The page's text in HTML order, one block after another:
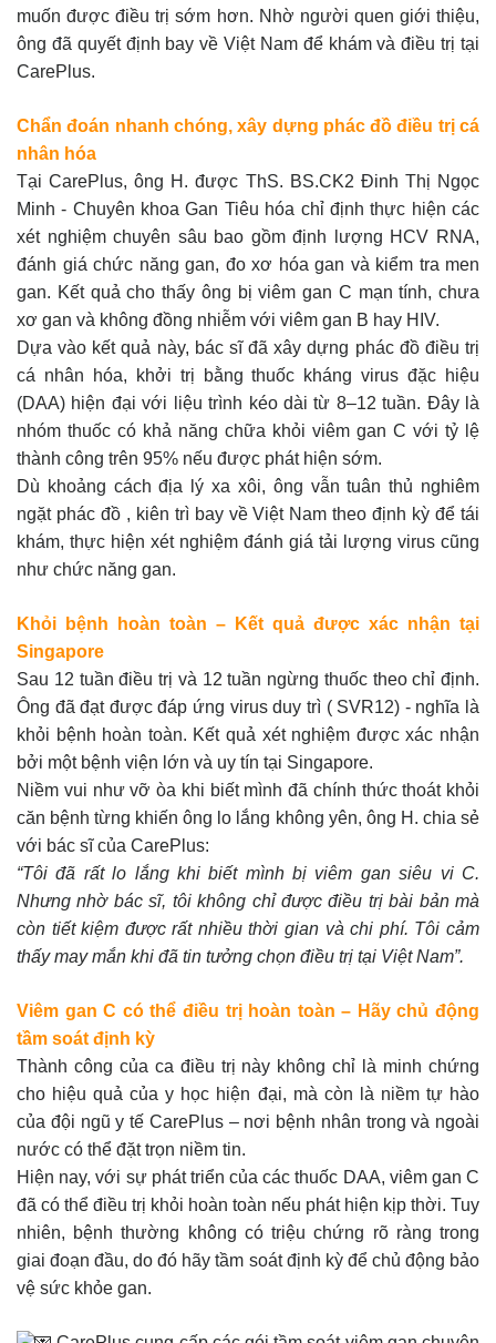
muốn được điều trị sớm hơn. Nhờ người quen giới thiệu,
ông đã quyết định bay về Việt Nam để khám và điều trị tại
CarePlus.
Chẩn đoán nhanh chóng, xây dựng phác đồ điều trị cá
nhân hóa
Tại CarePlus, ông H. được ThS. BS.CK2 Đinh Thị Ngọc
Minh - Chuyên khoa Gan Tiêu hóa chỉ định thực hiện các
xét nghiệm chuyên sâu bao gồm định lượng HCV RNA,
đánh giá chức năng gan, đo xơ hóa gan và kiểm tra men
gan. Kết quả cho thấy ông bị viêm gan C mạn tính, chưa
xơ gan và không đồng nhiễm với viêm gan B hay HIV.
Dựa vào kết quả này, bác sĩ đã xây dựng phác đồ điều trị
cá nhân hóa, khởi trị bằng thuốc kháng virus đặc hiệu
(DAA) hiện đại với liệu trình kéo dài từ 8–12 tuần. Đây là
nhóm thuốc có khả năng chữa khỏi viêm gan C với tỷ lệ
thành công trên 95% nếu được phát hiện sớm.
Dù khoảng cách địa lý xa xôi, ông vẫn tuân thủ nghiêm
ngặt phác đồ , kiên trì bay về Việt Nam theo định kỳ để tái
khám, thực hiện xét nghiệm đánh giá tải lượng virus cũng
như chức năng gan.
Khỏi bệnh hoàn toàn – Kết quả được xác nhận tại
Singapore
Sau 12 tuần điều trị và 12 tuần ngừng thuốc theo chỉ định.
Ông đã đạt được đáp ứng virus duy trì ( SVR12) - nghĩa là
khỏi bệnh hoàn toàn. Kết quả xét nghiệm được xác nhận
bởi một bệnh viện lớn và uy tín tại Singapore.
Niềm vui như vỡ òa khi biết mình đã chính thức thoát khỏi
căn bệnh từng khiến ông lo lắng không yên, ông H. chia sẻ
với bác sĩ của CarePlus:
“Tôi đã rất lo lắng khi biết mình bị viêm gan siêu vi C.
Nhưng nhờ bác sĩ, tôi không chỉ được điều trị bài bản mà
còn tiết kiệm được rất nhiều thời gian và chi phí. Tôi cảm
thấy may mắn khi đã tin tưởng chọn điều trị tại Việt Nam”.
Viêm gan C có thể điều trị hoàn toàn – Hãy chủ động
tầm soát định kỳ
Thành công của ca điều trị này không chỉ là minh chứng
cho hiệu quả của y học hiện đại, mà còn là niềm tự hào
của đội ngũ y tế CarePlus – nơi bệnh nhân trong và ngoài
nước có thể đặt trọn niềm tin.
Hiện nay, với sự phát triển của các thuốc DAA, viêm gan C
đã có thể điều trị khỏi hoàn toàn nếu phát hiện kịp thời. Tuy
nhiên, bệnh thường không có triệu chứng rõ ràng trong
giai đoạn đầu, do đó hãy tầm soát định kỳ để chủ động bảo
vệ sức khỏe gan.